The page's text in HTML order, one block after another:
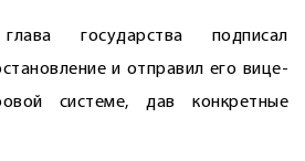
государства подписал
и отправил его вице-
системе, дав конкретные